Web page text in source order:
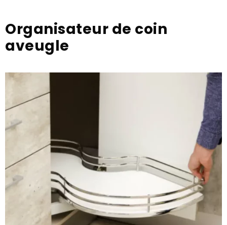
Organisateur de coin
aveugle